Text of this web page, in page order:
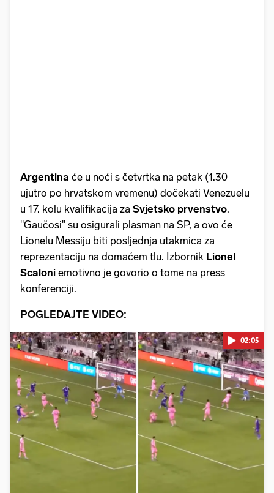
Argentina će u noći s četvrtka na petak (1.30
ujutro po hrvatskom vremenu) dočekati Venezuelu
u 17. kolu kvalifikacija za Svjetsko prvenstvo.
"Gaučosi" su osigurali plasman na SP, a ovo će
Lionelu Messiju biti posljednja utakmica za
reprezentaciju na domaćem tlu. Izbornik Lionel
Scaloni emotivno je govorio o tome na press
konferenciji.
POGLEDAJTE VIDEO:
Pokretanje videa...
02:05